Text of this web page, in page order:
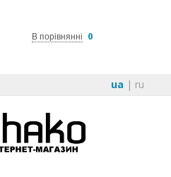
В порівнянні 0
ua | ru